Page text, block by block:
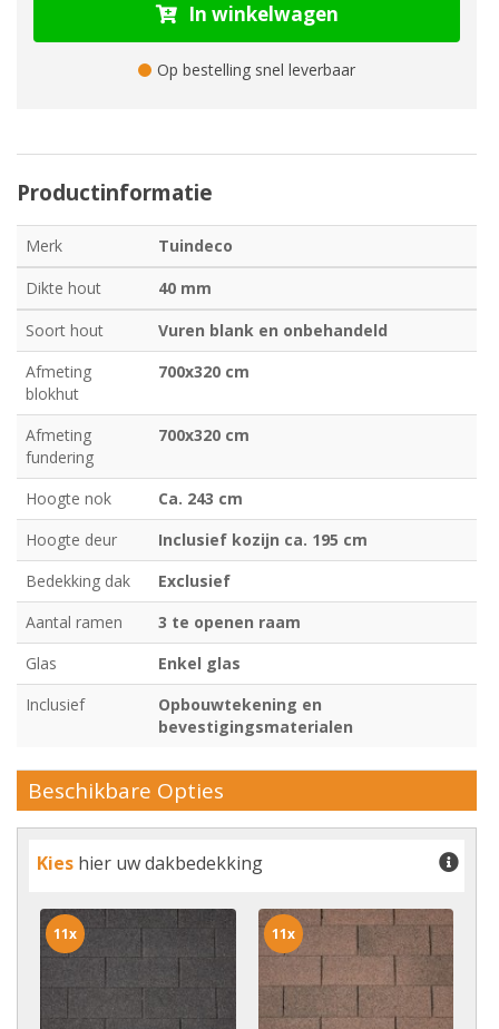
In winkelwagen
Op bestelling snel leverbaar
Productinformatie
Merk
Tuindeco
Dikte hout
40 mm
Soort hout
Vuren blank en onbehandeld
Afmeting
blokhut
700x320 cm
Afmeting
fundering
700x320 cm
Hoogte nok
Ca. 243 cm
Hoogte deur
Inclusief kozijn ca. 195 cm
Bedekking dak
Exclusief
Aantal ramen
3 te openen raam
Glas
Enkel glas
Inclusief
Opbouwtekening en
bevestigingsmaterialen
Beschikbare Opties
Kies hier uw dakbedekking
11x 11x